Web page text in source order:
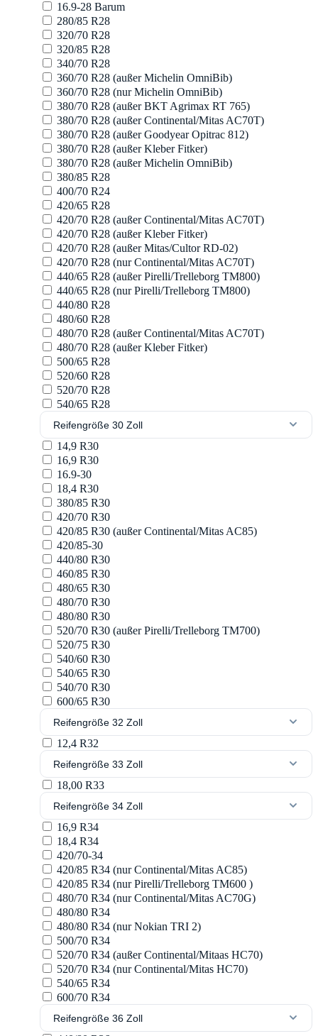
16.9-28 Barum
280/85 R28
320/70 R28
320/85 R28
340/70 R28
360/70 R28 (außer Michelin OmniBib)
360/70 R28 (nur Michelin OmniBib)
380/70 R28 (außer BKT Agrimax RT 765)
380/70 R28 (außer Continental/Mitas AC70T)
380/70 R28 (außer Goodyear Opitrac 812)
380/70 R28 (außer Kleber Fitker)
380/70 R28 (außer Michelin OmniBib)
380/85 R28
400/70 R24
420/65 R28
420/70 R28 (außer Continental/Mitas AC70T)
420/70 R28 (außer Kleber Fitker)
420/70 R28 (außer Mitas/Cultor RD-02)
420/70 R28 (nur Continental/Mitas AC70T)
440/65 R28 (außer Pirelli/Trelleborg TM800)
440/65 R28 (nur Pirelli/Trelleborg TM800)
440/80 R28
480/60 R28
480/70 R28 (außer Continental/Mitas AC70T)
480/70 R28 (außer Kleber Fitker)
500/65 R28
520/60 R28
520/70 R28
540/65 R28
Reifengröße 30 Zoll
14,9 R30
16,9 R30
16.9-30
18,4 R30
380/85 R30
420/70 R30
420/85 R30 (außer Continental/Mitas AC85)
420/85-30
440/80 R30
460/85 R30
480/65 R30
480/70 R30
480/80 R30
520/70 R30 (außer Pirelli/Trelleborg TM700)
520/75 R30
540/60 R30
540/65 R30
540/70 R30
600/65 R30
Reifengröße 32 Zoll
12,4 R32
Reifengröße 33 Zoll
18,00 R33
Reifengröße 34 Zoll
16,9 R34
18,4 R34
420/70-34
420/85 R34 (nur Continental/Mitas AC85)
420/85 R34 (nur Pirelli/Trelleborg TM600 )
480/70 R34 (nur Continental/Mitas AC70G)
480/80 R34
480/80 R34 (nur Nokian TRI 2)
500/70 R34
520/70 R34 (außer Continental/Mitaas HC70)
520/70 R34 (nur Continental/Mitas HC70)
540/65 R34
600/70 R34
Reifengröße 36 Zoll